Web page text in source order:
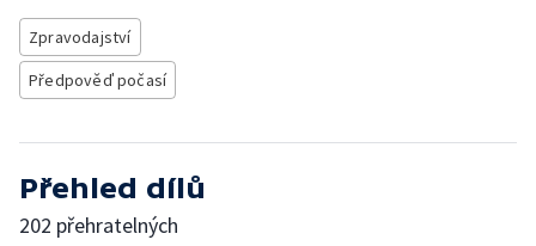
Zpravodajství
Předpověď počasí
Přehled dílů
202 přehratelných